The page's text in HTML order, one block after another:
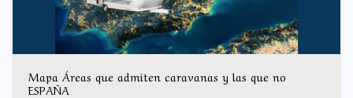
Mapa Áreas que admiten caravanas y las que no
ESPAÑA